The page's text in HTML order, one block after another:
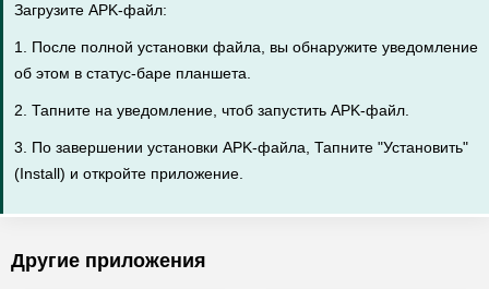
Загрузите APK-файл:
1. После полной установки файла, вы обнаружите уведомление
об этом в статус-баре планшета.
2. Тапните на уведомление, чтоб запустить APK-файл.
3. По завершении установки APK-файла, Тапните "Установить"
(Install) и откройте приложение.
Другие приложения